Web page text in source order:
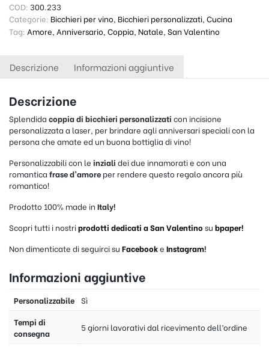
COD: 300.233
Categorie: Bicchieri per vino, Bicchieri personalizzati, Cucina
Tag: Amore Anniversario Coppia Natale San Valentino
Descrizione Informazioni aggiuntive
Descrizione
Splendida coppia di bicchieri personalizzati con incisione
personalizzata a laser, per brindare agli anniversari speciali con la
persona che amate ed un buona bottiglia di vino!
Personalizzabili con le inziali dei due innamorati e con una
romantica frase d’amore per rendere questo regalo ancora più
romantico!
Prodotto 100% made in Italy!
Scopri tutti i nostriprodotti dedicati a San Valentino su bpaper!
Non dimenticate di seguirci su Facebooke Instagram!
Informazioni aggiuntive
Personalizzabile Sì
Tempi di
consegna
5 giorni lavorativi dal ricevimento dell’ordine